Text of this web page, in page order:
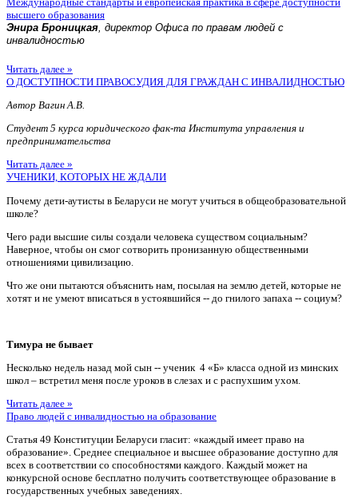
высшего образования
Энира Броницкая, директор Офиса по правам людей с
инвалидностью
Читать далее »
О ДОСТУПНОСТИ ПРАВОСУДИЯ ДЛЯ ГРАЖДАН С ИНВАЛИДНОСТЬЮ
Автор Вагин А.В.
Студент 5 курса юридического фак-та Института управления и
предпринимательства
Читать далее »
УЧЕНИКИ, КОТОРЫХ НЕ ЖДАЛИ
Почему дети-аутисты в Беларуси не могут учиться в общеобразовательной
школе?
Чего ради высшие силы создали человека существом социальным?
Наверное, чтобы он смог сотворить пронизанную общественными
отношениями цивилизацию.
Что же они пытаются объяснить нам, посылая на землю детей, которые не
хотят и не умеют вписаться в устоявшийся -- до гнилого запаха -- социум?
Тимура не бывает
Несколько недель назад мой сын -- ученик 4 «Б» класса одной из минских
школ – встретил меня после уроков в слезах и с распухшим ухом.
Читать далее »
Право людей с инвалидностью на образование
Статья 49 Конституции Беларуси гласит: «каждый имеет право на
образование». Среднее специальное и высшее образование доступно для
всех в соответствии со способностями каждого. Каждый может на
конкурсной основе бесплатно получить соответствующее образование в
государственных учебных заведениях.